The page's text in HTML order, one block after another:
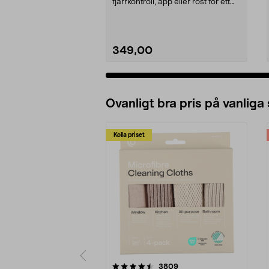
fjärrkontroll, app eller röst för ett
349,00
Ovanligt bra pris på vanliga
Kolla priset
3809recensioner
4.0av 5 stjärnor